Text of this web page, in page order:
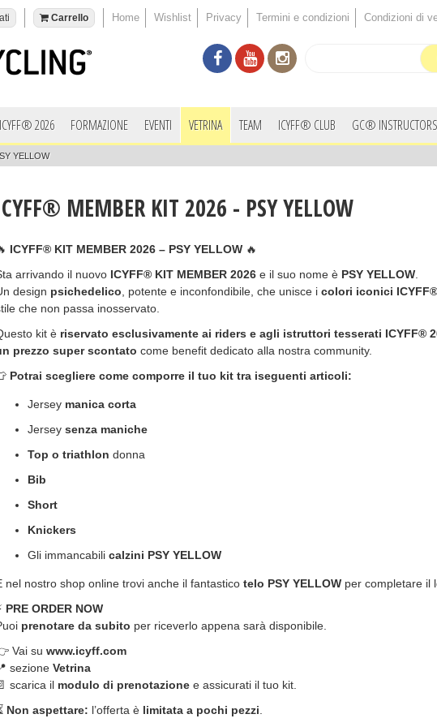
Home Wishlist Privacy Termini e condizioni Condizioni di
Carrello
2026 FORMAZIONE EVENTI VETRINA TEAM ICYFF® CLUB GC® INSTRUCTORS
YELLOW
MEMBER KIT 2026 - PSY YELLOW
ICYFF® KIT MEMBER 2026 – PSY YELLOW 🔥
arrivando il nuovo ICYFF® KIT MEMBER 2026 e il suo nome è PSY YELLOW
design psichedelico , potente e inconfondibile, che unisce i colori iconici
che non passa inosservato.
kit è riservato esclusivamente ai riders e agli istruttori tesserati ICYFF®
prezzo super scontato come benefit dedicato alla nostra community.
Potrai scegliere come comporre il tuo kit tra iseguenti articoli:
Jersey manica corta
Jersey senza maniche
Top o triathlon donna
Bib
Short
Knickers
Gli immancabili calzini PSY YELLOW
nel nostro shop online trovi anche il fantastico telo PSY YELLOW per completare il
PRE ORDER NOW
prenotare da subito per riceverlo appena sarà disponibile.
Vai su www.icyff.com
sezione Vetrina
scarica il modulo di prenotazione e assicurati il tuo kit.
Non aspettare: l’offerta è limitata a pochi pezzi